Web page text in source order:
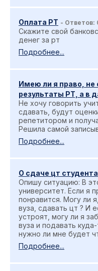
Оплата РТ - Ответов:
Скажите свой
денег за рт
Подробнее...
Имею ли я право, не
результаты РТ, а в
Не хочу говорить
сдавать, будут
репетитором и
Решила самой
Подробнее...
О сдаче цт студента
Опишу ситуацию: В
университет. Если я
понравится. Могу ли
вуза, сдавать цт ? И
устроят, могу ли я
вуза и подавать
нужно ли мне будет
Подробнее...